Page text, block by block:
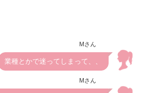
Mさん
業種とかで迷ってしまって、、
Mさん